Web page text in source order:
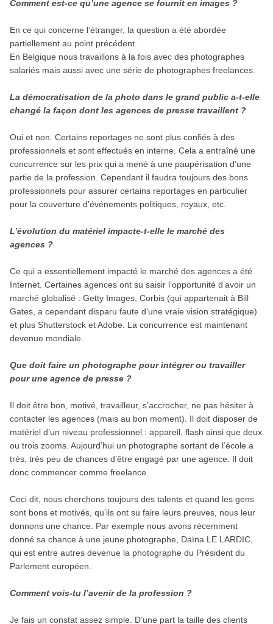
Comment est-ce qu’une agence se fournit en images ?
En ce qui concerne l’étranger, la question a été abordée
partiellement au point précédent.
En Belgique nous travaillons à la fois avec des photographes
salariés mais aussi avec une série de photographes freelances.
La démocratisation de la photo dans le grand public a-t-elle
changé la façon dont les agences de presse travaillent ?
Oui et non. Certains reportages ne sont plus confiés à des
professionnels et sont effectués en interne. Cela a entraîné une
concurrence sur les prix qui a mené à une paupérisation d’une
partie de la profession. Cependant il faudra toujours des bons
professionnels pour assurer certains reportages en particulier
pour la couverture d’événements politiques, royaux, etc.
L’évolution du matériel impacte-t-elle le marché des
agences ?
Ce qui a essentiellement impacté le marché des agences a été
Internet. Certaines agences ont su saisir l’opportunité d’avoir un
marché globalisé : Getty Images, Corbis (qui appartenait à Bill
Gates, a cependant disparu faute d’une vraie vision stratégique)
et plus Shutterstock et Adobe. La concurrence est maintenant
devenue mondiale.
Que doit faire un photographe pour intégrer ou travailler
pour une agence de presse ?
Il doit être bon, motivé, travailleur, s’accrocher, ne pas hésiter à
contacter les agences (mais au bon moment). Il doit disposer de
matériel d’un niveau professionnel : appareil, flash ainsi que deux
ou trois zooms. Aujourd’hui un photographe sortant de l’école a
très, très peu de chances d’être engagé par une agence. Il doit
donc commencer comme freelance.
Ceci dit, nous cherchons toujours des talents et quand les gens
sont bons et motivés, qu’ils ont su faire leurs preuves, nous leur
donnons une chance. Par exemple nous avons récemment
donné sa chance à une jeune photographe, Daïna LE LARDIC,
qui est entre autres devenue la photographe du Président du
Parlement européen.
Comment vois-tu l’avenir de la profession ?
Je fais un constat assez simple. D’une part la taille des clients